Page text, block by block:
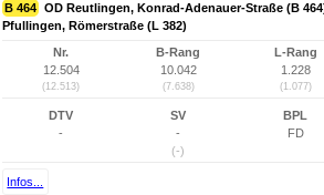
B 464 OD Reutlingen, Konrad-Adenauer-Straße (B
Pfullingen, Römerstraße (L 382)
Nr.
12.504
(12.513)
B-Rang
10.042
(7.638)
L-Rang
1.228
(1.077)
DTV
-
SV
-
(-)
BPL
FD
Infos...